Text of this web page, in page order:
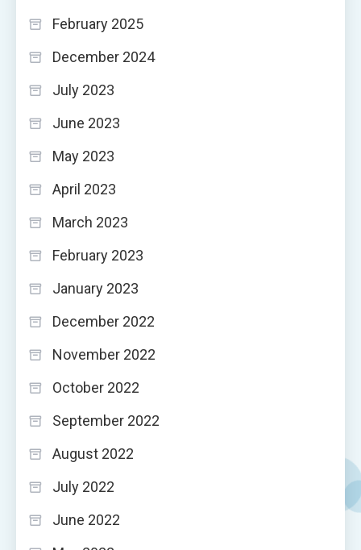
February 2025
December 2024
July 2023
June 2023
May 2023
April 2023
March 2023
February 2023
January 2023
December 2022
November 2022
October 2022
September 2022
August 2022
July 2022
June 2022